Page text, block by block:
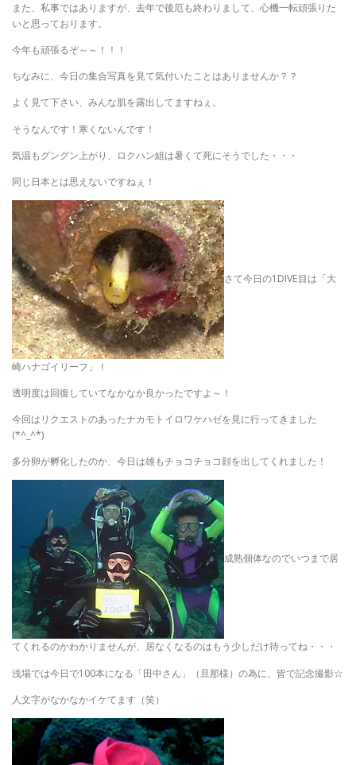
また、私事ではありますが、去年で後厄も終わりまして、心機一転頑張りた
いと思っております。
今年も頑張るぞ～～！！！
ちなみに、今日の集合写真を見て気付いたことはありませんか？？
よく見て下さい、みんな肌を露出してますねぇ。
そうなんです！寒くないんです！
気温もグングン上がり、ロクハン組は暑くて死にそうでした・・・
同じ日本とは思えないですねぇ！
さて今日の1DIVE目は「大
崎ハナゴイリーフ」！
透明度は回復していてなかなか良かったですよ～！
今回はリクエストのあったナカモトイロワケハゼを見に行ってきました
(*^_^*)
多分卵が孵化したのか、今日は雄もチョコチョコ顔を出してくれました！
成熟個体なのでいつまで居
てくれるのかわかりませんが、居なくなるのはもう少しだけ待ってね・・・
浅場では今日で100本になる「田中さん」（旦那様）の為に、皆で記念撮影☆
人文字がなかなかイケてます（笑）